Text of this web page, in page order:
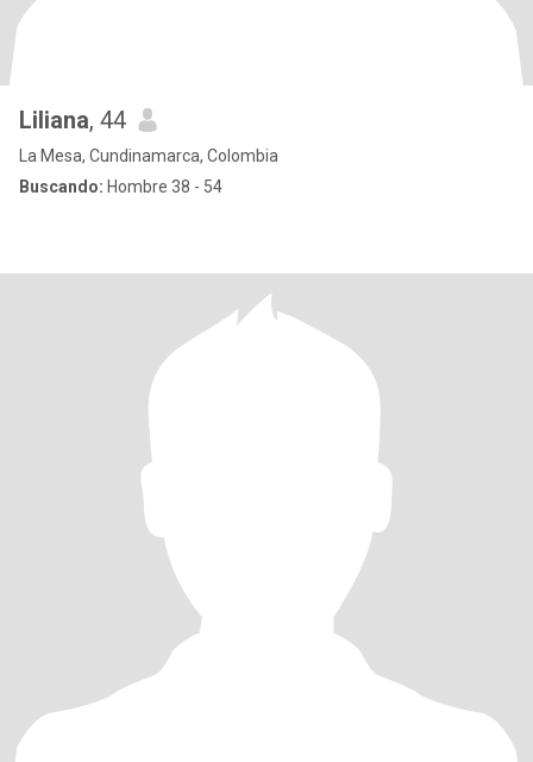
Liliana, 44
La Mesa, Cundinamarca, Colombia
Buscando: Hombre 38 - 54